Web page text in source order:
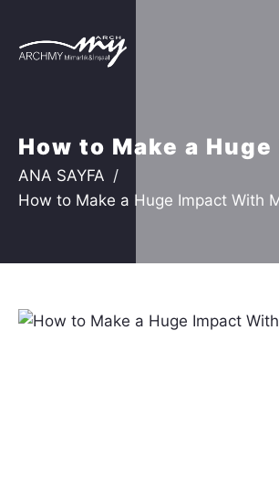
ANA SAYFA
How to Make a Huge Impact With